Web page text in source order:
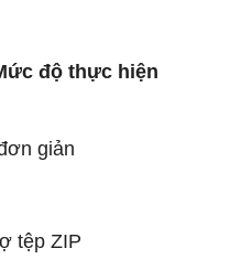
độ thực hiện
giản
tệp ZIP